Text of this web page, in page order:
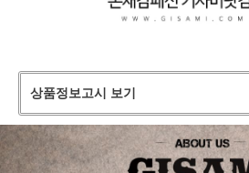
상품정보고시 보기